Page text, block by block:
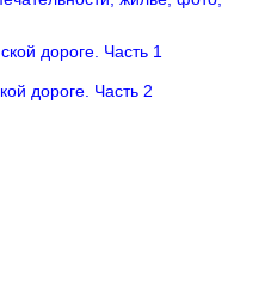
дороге. Часть 1
дороге. Часть 2